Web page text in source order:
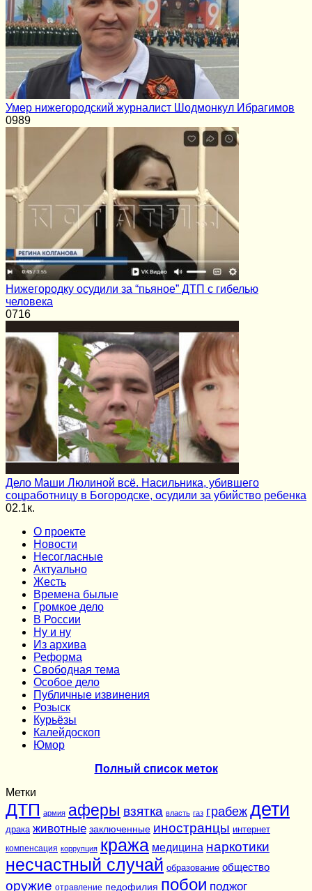
Умер нижегородский журналист Шодмонкул Ибрагимов
0989
Нижегородку осудили за “пьяное” ДТП с гибелью
человека
0716
Дело Маши Люлиной всё. Насильника, убившего
соцработницу в Богородске, осудили за убийство ребенка
02.1к.
О проекте
Новости
Несогласные
Актуально
Жесть
Времена былые
Громкое дело
В России
Ну и ну
Из архива
Реформа
Cвободная тема
Особое дело
Публичные извинения
Розыск
Курьёзы
Калейдоскоп
Юмор
Полный список меток
Метки
ДТП армия аферы взятка власть газ грабеж дети
драка животные заключенные иностранцы интернет
компенсация коррупция кража медицина наркотики
несчастный случай образование общество
оружие отравление педофилия побои поджог